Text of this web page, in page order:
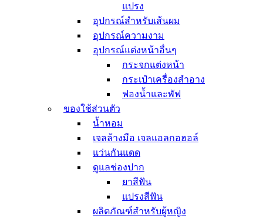
แปรง
อุปกรณ์สำหรับเส้นผม
อุปกรณ์ความงาม
อุปกรณ์แต่งหน้าอื่นๆ
กระจกแต่งหน้า
กระเป๋าเครื่องสำอาง
ฟองน้ำและพัฟ
ของใช้ส่วนตัว
น้ำหอม
เจลล้างมือ เจลแอลกอฮอล์
แว่นกันแดด
ดูแลช่องปาก
ยาสีฟัน
แปรงสีฟัน
ผลิตภัณฑ์สำหรับผู้หญิง